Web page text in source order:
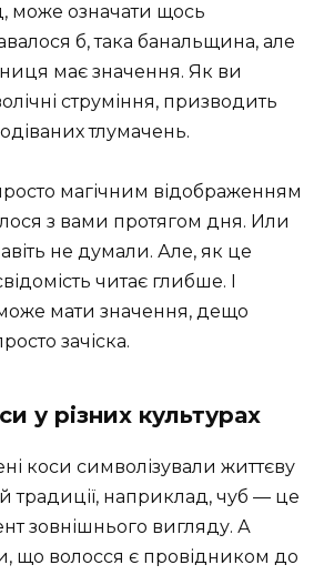
може означати щось
б, така банальщина, але
має значення. Як ви
струміння, призводить
тлумачень.
магічним відображенням
з вами протягом дня. Или
не думали. Але, як це
читає глибше. І
мати значення, дещо
зачіска.
у різних культурах
коси символізували життєву
традиції, наприклад, чуб — це
зовнішнього вигляду. А
що волосся є провідником до